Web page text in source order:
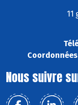
11
Coordonnées
Nous suivre